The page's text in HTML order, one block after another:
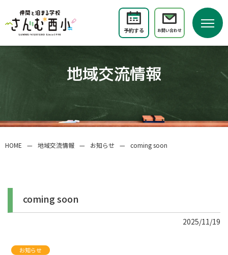
予約する お問い合わせ
地域交流情報
HOME — 地域交流情報 — お知らせ — coming soon
coming soon
2025/11/19
お知らせ